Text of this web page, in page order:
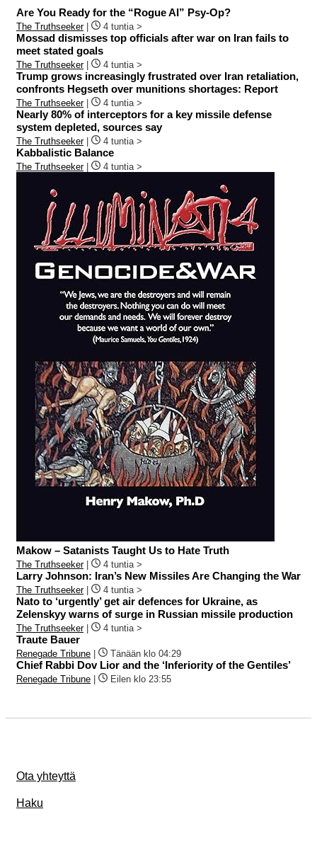
Are You Ready for the “Rogue AI” Psy-Op?
The Truthseeker| 4 tuntia >
Mossad dismisses top officials after war on Iran fails to
meet stated goals
The Truthseeker| 4 tuntia >
Trump grows increasingly frustrated over Iran retaliation,
confronts Hegseth over munitions shortages: Report
The Truthseeker| 4 tuntia >
Nearly 80% of interceptors for a key missile defense
system depleted, sources say
The Truthseeker| 4 tuntia >
Kabbalistic Balance
The Truthseeker| 4 tuntia >
Makow – Satanists Taught Us to Hate Truth
The Truthseeker| 4 tuntia >
Larry Johnson: Iran’s New Missiles Are Changing the War
The Truthseeker| 4 tuntia >
Nato to ‘urgently’ get air defences for Ukraine, as
Zelenskyy warns of surge in Russian missile production
The Truthseeker| 4 tuntia >
Traute Bauer
Renegade Tribune Tänään klo 04:29
Chief Rabbi Dov Lior and the ‘Inferiority of the Gentiles’
Renegade Tribune Eilen klo 23:55
Ota yhteyttä
Haku